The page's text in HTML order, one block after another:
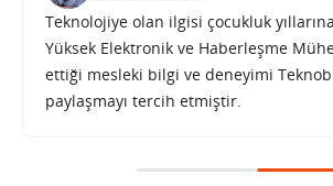
Teknolojiye olan ilgisi çocukluk
Yüksek Elektronik ve Haberleşme
ettiği mesleki bilgi ve deneyimi
paylaşmayı tercih etmiştir.